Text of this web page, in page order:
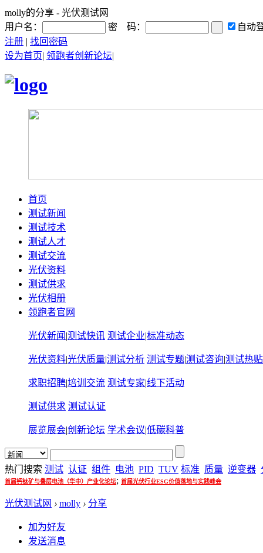
molly的分享 - 光伏测试网
用户名：
密 码：
自动
注册 | 找回密码
设为首页| 领跑者创新论坛|
首页
测试新闻
测试技术
测试人才
测试交流
光伏资料
测试供求
光伏相册
领跑者官网
光伏新闻 |测试快讯 测试企业|标准动态
光伏资料|光伏质量|测试分析 测试专题|测试咨询|测试热贴
求职招聘|培训交流 测试专家|线下活动
测试供求 测试认证
展览展会|创新论坛 学术会议|低碳科普
热门搜索 测试 认证 组件 电池 PID TUV 标准 质量 逆变器
首届钙钛矿与叠层电池（华中）产业化论坛; 首届光伏行业ESG价值落地与实践峰会
光伏测试网 › molly › 分享
加为好友
发送消息